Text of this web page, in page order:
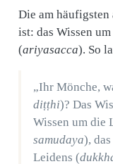
Die am
ist: das Wissen
(ariyasacca). So
„Ihr Mönche,
diṭṭhi)? Das
Wissen um die
samudaya),
Leidens (